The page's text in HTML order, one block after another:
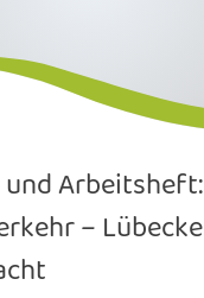
und
–